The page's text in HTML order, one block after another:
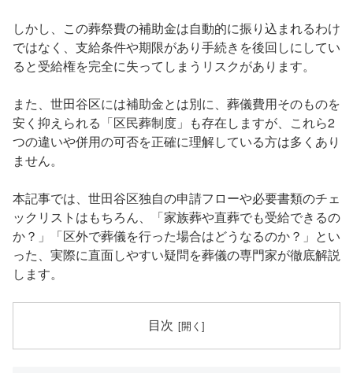
しかし、この葬祭費の補助金は自動的に振り込まれるわけ
ではなく、支給条件や期限があり手続きを後回しにしてい
ると受給権を完全に失ってしまうリスクがあります。
また、世田谷区には補助金とは別に、葬儀費用そのものを
安く抑えられる「区民葬制度」も存在しますが、これら2
つの違いや併用の可否を正確に理解している方は多くあり
ません。
本記事では、世田谷区独自の申請フローや必要書類のチェ
ックリストはもちろん、「家族葬や直葬でも受給できるの
か？」「区外で葬儀を行った場合はどうなるのか？」とい
った、実際に直面しやすい疑問を葬儀の専門家が徹底解説
します。
目次